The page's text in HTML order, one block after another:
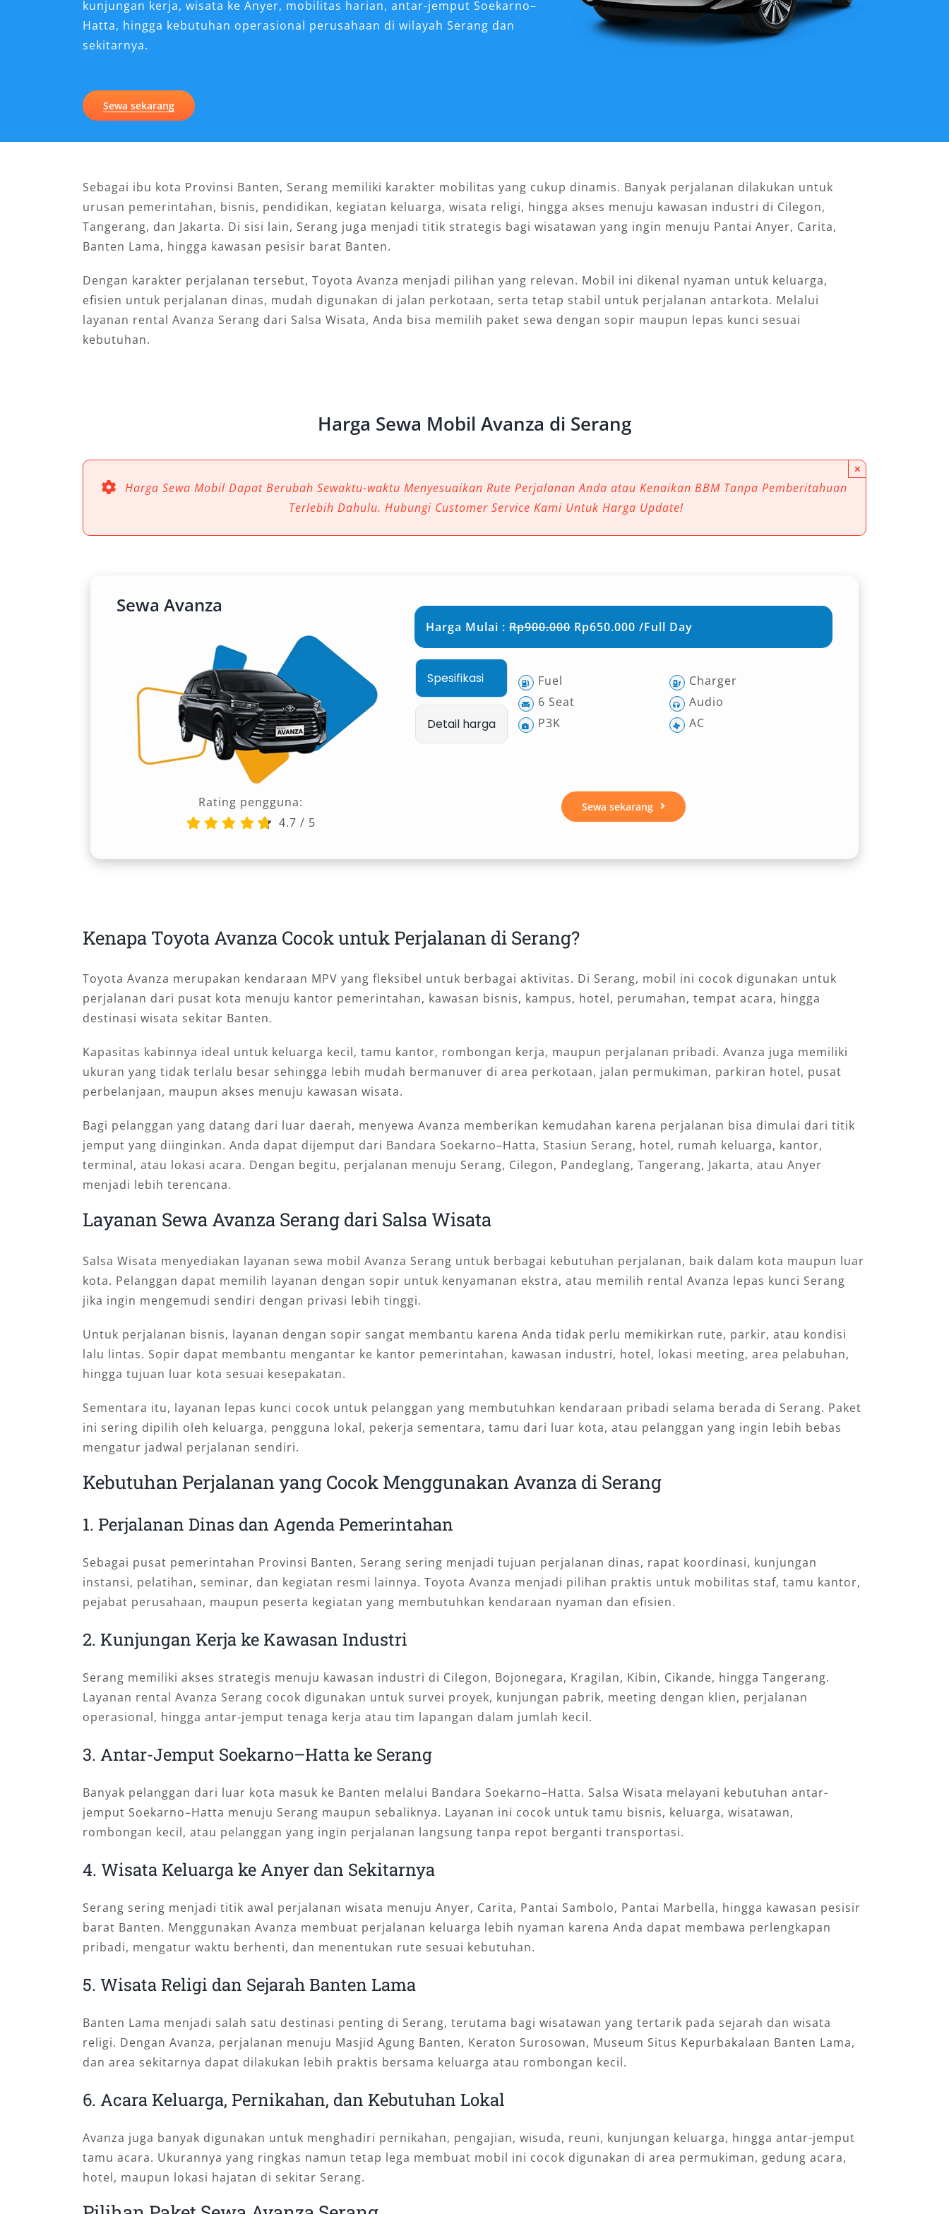
kunjungan kerja, wisata ke Anyer, mobilitas harian, antar-jemput Soekarno–
Hatta, hingga kebutuhan operasional perusahaan di wilayah Serang dan
sekitarnya.
Sewa sekarang
Sebagai ibu kota Provinsi Banten, Serang memiliki karakter mobilitas yang cukup dinamis. Banyak perjalanan dilakukan untuk
urusan pemerintahan, bisnis, pendidikan, kegiatan keluarga, wisata religi, hingga akses menuju kawasan industri di Cilegon,
Tangerang, dan Jakarta. Di sisi lain, Serang juga menjadi titik strategis bagi wisatawan yang ingin menuju Pantai Anyer, Carita,
Banten Lama, hingga kawasan pesisir barat Banten.
Dengan karakter perjalanan tersebut, Toyota Avanza menjadi pilihan yang relevan. Mobil ini dikenal nyaman untuk keluarga,
efisien untuk perjalanan dinas, mudah digunakan di jalan perkotaan, serta tetap stabil untuk perjalanan antarkota. Melalui
layanan rental Avanza Serang dari Salsa Wisata, Anda bisa memilih paket sewa dengan sopir maupun lepas kunci sesuai
kebutuhan.
Harga Sewa Mobil Avanza di Serang
Harga Sewa Mobil Dapat Berubah Sewaktu-waktu Menyesuaikan Rute Perjalanan Anda atau Kenaikan BBM Tanpa Pemberitahuan
Terlebih Dahulu. Hubungi Customer Service Kami Untuk Harga Update!
×
Sewa Avanza
Rating pengguna:
4.7 / 5
Harga Mulai :Rp900.000Rp650.000 /Full Day
Spesifikasi
Detail harga
Fuel
6 Seat
P3K
Charger
Audio
AC
Sewa sekarang
Kenapa Toyota Avanza Cocok untuk Perjalanan di Serang?
Toyota Avanza merupakan kendaraan MPV yang fleksibel untuk berbagai aktivitas. Di Serang, mobil ini cocok digunakan untuk
perjalanan dari pusat kota menuju kantor pemerintahan, kawasan bisnis, kampus, hotel, perumahan, tempat acara, hingga
destinasi wisata sekitar Banten.
Kapasitas kabinnya ideal untuk keluarga kecil, tamu kantor, rombongan kerja, maupun perjalanan pribadi. Avanza juga memiliki
ukuran yang tidak terlalu besar sehingga lebih mudah bermanuver di area perkotaan, jalan permukiman, parkiran hotel, pusat
perbelanjaan, maupun akses menuju kawasan wisata.
Bagi pelanggan yang datang dari luar daerah, menyewa Avanza memberikan kemudahan karena perjalanan bisa dimulai dari titik
jemput yang diinginkan. Anda dapat dijemput dari Bandara Soekarno–Hatta, Stasiun Serang, hotel, rumah keluarga, kantor,
terminal, atau lokasi acara. Dengan begitu, perjalanan menuju Serang, Cilegon, Pandeglang, Tangerang, Jakarta, atau Anyer
menjadi lebih terencana.
Layanan Sewa Avanza Serang dari Salsa Wisata
Salsa Wisata menyediakan layanan sewa mobil Avanza Serang untuk berbagai kebutuhan perjalanan, baik dalam kota maupun luar
kota. Pelanggan dapat memilih layanan dengan sopir untuk kenyamanan ekstra, atau memilih rental Avanza lepas kunci Serang
jika ingin mengemudi sendiri dengan privasi lebih tinggi.
Untuk perjalanan bisnis, layanan dengan sopir sangat membantu karena Anda tidak perlu memikirkan rute, parkir, atau kondisi
lalu lintas. Sopir dapat membantu mengantar ke kantor pemerintahan, kawasan industri, hotel, lokasi meeting, area pelabuhan,
hingga tujuan luar kota sesuai kesepakatan.
Sementara itu, layanan lepas kunci cocok untuk pelanggan yang membutuhkan kendaraan pribadi selama berada di Serang. Paket
ini sering dipilih oleh keluarga, pengguna lokal, pekerja sementara, tamu dari luar kota, atau pelanggan yang ingin lebih bebas
mengatur jadwal perjalanan sendiri.
Kebutuhan Perjalanan yang Cocok Menggunakan Avanza di Serang
1. Perjalanan Dinas dan Agenda Pemerintahan
Sebagai pusat pemerintahan Provinsi Banten, Serang sering menjadi tujuan perjalanan dinas, rapat koordinasi, kunjungan
instansi, pelatihan, seminar, dan kegiatan resmi lainnya. Toyota Avanza menjadi pilihan praktis untuk mobilitas staf, tamu kantor,
pejabat perusahaan, maupun peserta kegiatan yang membutuhkan kendaraan nyaman dan efisien.
2. Kunjungan Kerja ke Kawasan Industri
Serang memiliki akses strategis menuju kawasan industri di Cilegon, Bojonegara, Kragilan, Kibin, Cikande, hingga Tangerang.
Layanan rental Avanza Serang cocok digunakan untuk survei proyek, kunjungan pabrik, meeting dengan klien, perjalanan
operasional, hingga antar-jemput tenaga kerja atau tim lapangan dalam jumlah kecil.
3. Antar-Jemput Soekarno–Hatta ke Serang
Banyak pelanggan dari luar kota masuk ke Banten melalui Bandara Soekarno–Hatta. Salsa Wisata melayani kebutuhan antar-
jemput Soekarno–Hatta menuju Serang maupun sebaliknya. Layanan ini cocok untuk tamu bisnis, keluarga, wisatawan,
rombongan kecil, atau pelanggan yang ingin perjalanan langsung tanpa repot berganti transportasi.
4. Wisata Keluarga ke Anyer dan Sekitarnya
Serang sering menjadi titik awal perjalanan wisata menuju Anyer, Carita, Pantai Sambolo, Pantai Marbella, hingga kawasan pesisir
barat Banten. Menggunakan Avanza membuat perjalanan keluarga lebih nyaman karena Anda dapat membawa perlengkapan
pribadi, mengatur waktu berhenti, dan menentukan rute sesuai kebutuhan.
5. Wisata Religi dan Sejarah Banten Lama
Banten Lama menjadi salah satu destinasi penting di Serang, terutama bagi wisatawan yang tertarik pada sejarah dan wisata
religi. Dengan Avanza, perjalanan menuju Masjid Agung Banten, Keraton Surosowan, Museum Situs Kepurbakalaan Banten Lama,
dan area sekitarnya dapat dilakukan lebih praktis bersama keluarga atau rombongan kecil.
6. Acara Keluarga, Pernikahan, dan Kebutuhan Lokal
Avanza juga banyak digunakan untuk menghadiri pernikahan, pengajian, wisuda, reuni, kunjungan keluarga, hingga antar-jemput
tamu acara. Ukurannya yang ringkas namun tetap lega membuat mobil ini cocok digunakan di area permukiman, gedung acara,
hotel, maupun lokasi hajatan di sekitar Serang.